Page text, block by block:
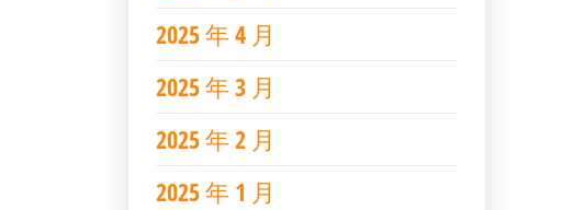
2025 年 4 月
2025 年 3 月
2025 年 2 月
2025 年 1 月